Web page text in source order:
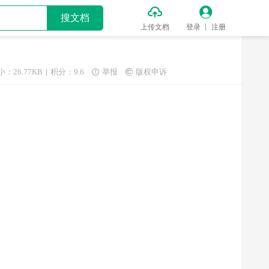
搜文档 
上传文档

登录 注册
：26.77KB 积分：9.6  举报  版权申诉